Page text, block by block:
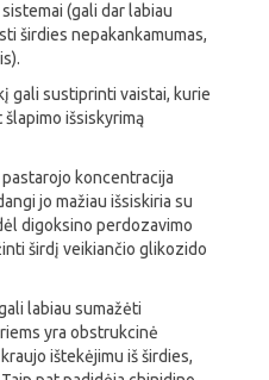
(gali dar labiau
širdies nepakankamumas,
gali sustiprinti vaistai, kurie
išsiskyrimą
koncentracija
jo mažiau išsiskiria su
digoksino perdozavimo
širdį veikiančio glikozido
labiau sumažėti
yra obstrukcinė
ištekėjimu iš širdies,